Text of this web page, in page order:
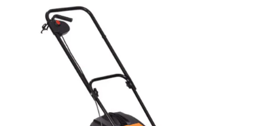
DODAJ U KORPU /